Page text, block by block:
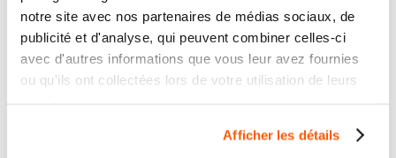
notre site avec nos partenaires de médias sociaux, de
publicité et d'analyse, qui peuvent combiner celles-ci
avec d'autres informations que vous leur avez fournies
ou qu'ils ont collectées lors de votre utilisation de leurs
Afficher les détails
103,89 €
Projecteur LED 50W VTAC 5684